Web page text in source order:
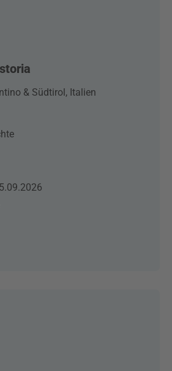
& Südtirol, Italien